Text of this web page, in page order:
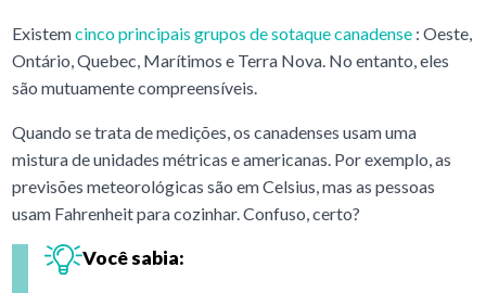
Existemcinco principais grupos de sotaque canadense: Oeste,
Ontário, Quebec, Marítimos e Terra Nova. No entanto, eles
são mutuamente compreensíveis.
Quando se trata de medições, os canadenses usam uma
misturade unidades métricas e americanas. Por exemplo, as
previsões meteorológicas são em Celsius, mas as pessoas
usam Fahrenheit para cozinhar. Confuso, certo?
Você sabia: